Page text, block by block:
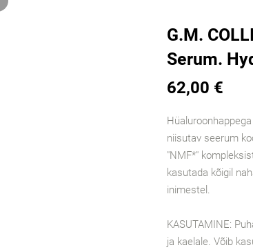
G.M.
Serum.
62,00 €
niisutav seerum
"NMF*"
kasutada kõigil
inimestel.
KASUTAMINE:
ja kaelale. Võib